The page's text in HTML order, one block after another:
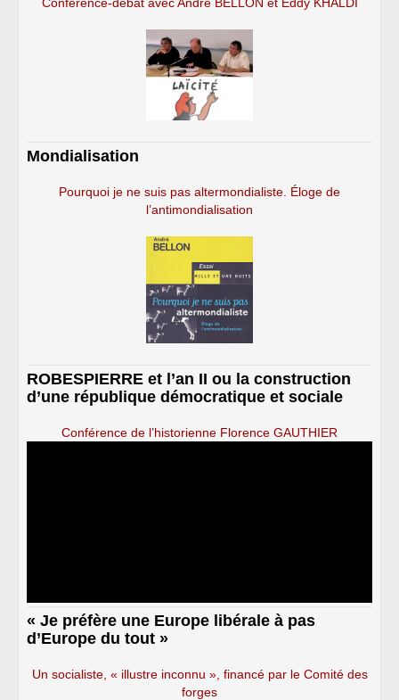
Conférence-débat avec André BELLON et Eddy KHALDI
Mondialisation
Pourquoi je ne suis pas altermondialiste. Éloge de
l’antimondialisation
ROBESPIERRE et l’an II ou la construction
d’une république démocratique et sociale
Conférence de l’historienne Florence GAUTHIER
« Je préfère une Europe libérale à pas
d’Europe du tout »
Un socialiste, « illustre inconnu », financé par le Comité des
forges